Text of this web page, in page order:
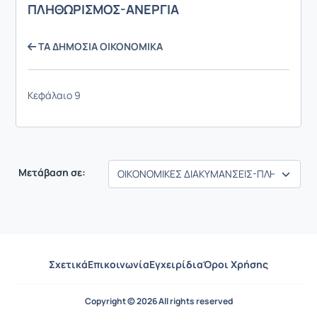
ΠΛΗΘΩΡΙΣΜΟΣ-ΑΝΕΡΓΙΑ
ΤΑ ΔΗΜΟΣΙΑ ΟΙΚΟΝΟΜΙΚΑ
Κεφάλαιο 9
Μετάβαση σε:
ΣχετικάΕπικοινωνίαΕγχειρίδιαΌροι Χρήσης
Copyright © 2026 All rights reserved